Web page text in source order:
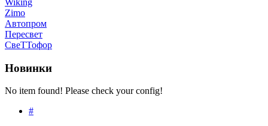
Wiking
Zimo
Автопром
Пересвет
СвеТТофор
Новинки
No item found! Please check your config!
#